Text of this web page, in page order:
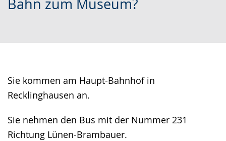
simple
support.
will
text
in
language.
Bahn zum Museum?
Sie kommen am Haupt-Bahnhof in
Recklinghausen an.
Sie nehmen den Bus mit der Nummer 231
Richtung Lünen-Brambauer.